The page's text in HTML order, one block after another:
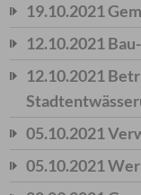
19.10.2021
12.10.2021
12.10.2021
05.10.2021
05.10.2021